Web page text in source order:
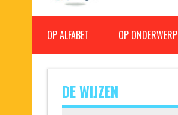
Kinderliedjes
OP ALFABET OP ONDERWERP
DE WIJZEN